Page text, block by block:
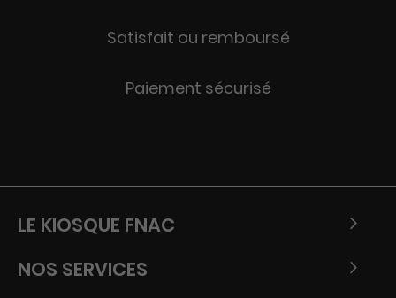
Satisfait ou remboursé
Paiement sécurisé
LE KIOSQUE FNAC
NOS SERVICES